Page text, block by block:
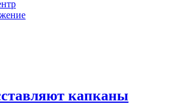
капканы